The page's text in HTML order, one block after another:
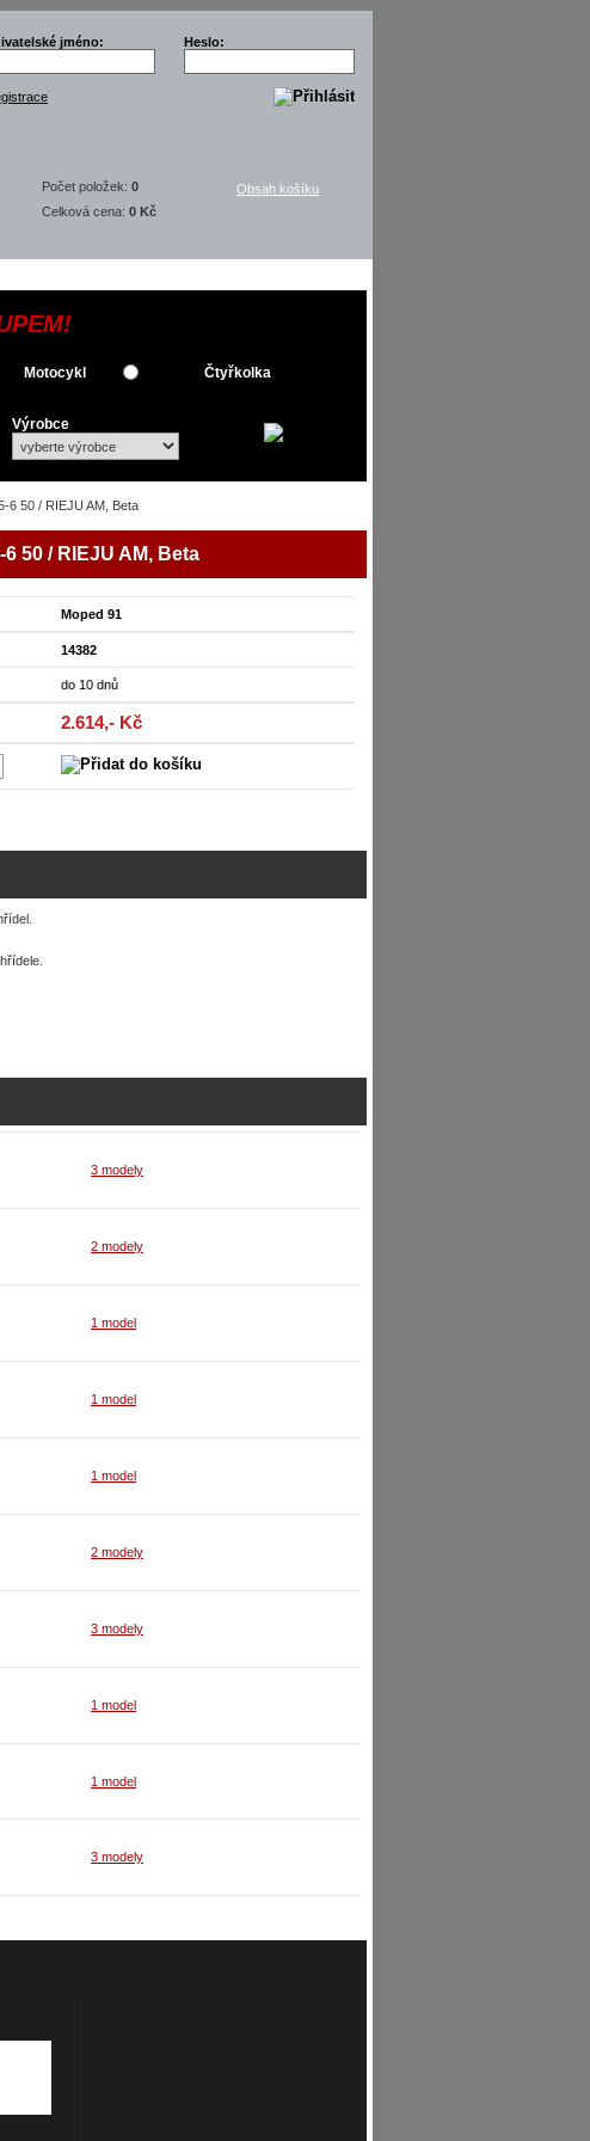
jméno: Heslo:
Počet položek: 0
Celková cena: 0 Kč
Obsah košíku
Motocykl Čtyřkolka
Výrobce
6 50 / RIEJU AM, Beta
50 / RIEJU AM, Beta
Moped 91
14382
do 10 dnů
2.614,- Kč
3 modely
2 modely
1 model
1 model
1 model
2 modely
3 modely
1 model
1 model
3 modely